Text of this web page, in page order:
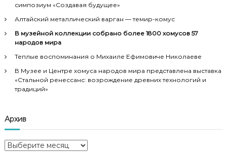
симпозиум «Создавая будущее»
Алтайский металлический варган — темир-комус
В музейной коллекции собрано более 1800 хомусов 57
народов мира
Теплые воспоминания о Михаиле Ефимовиче Николаеве
В Музее и Центре хомуса народов мира представлена выставка
«Стальной ренессанс: возрождение древних технологий и
традиций»
Архив
А